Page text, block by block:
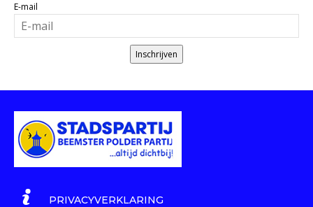
E-mail
Inschrijven
PRIVACYVERKLARING